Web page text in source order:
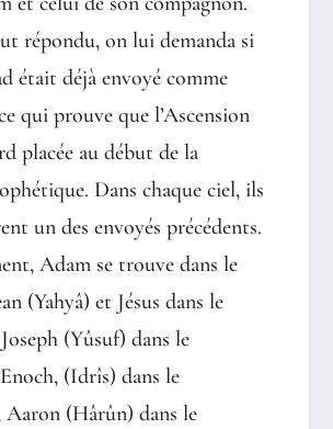
répondu, on lui demanda si
était déjà envoyé comme
qui prouve que l’Ascension
placée au début de la
Dans chaque ciel, ils
un des envoyés précédents.
Adam se trouve dans le
(Yahyâ) et Jésus dans le
(Yûsuf) dans le
(Idrîs) dans le
Aaron (Hârûn) dans le